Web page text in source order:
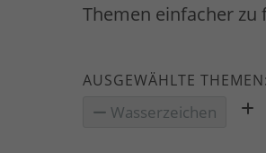
Themen einfacher zu
AUSGEWÄHLTE THEMEN:
Wasserzeichen